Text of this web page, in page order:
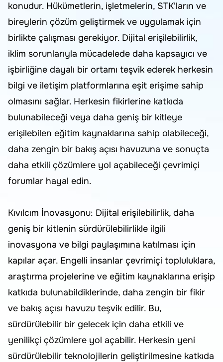
konudur. Hükümetlerin, işletmelerin, STK'ların ve
bireylerin çözüm geliştirmek ve uygulamak için
birlikte çalışması gerekiyor. Dijital erişilebilirlik,
iklim sorunlarıyla mücadelede daha kapsayıcı ve
işbirliğine dayalı bir ortamı teşvik ederek herkesin
bilgi ve iletişim platformlarına eşit erişime sahip
olmasını sağlar. Herkesin fikirlerine katkıda
bulunabileceği veya daha geniş bir kitleye
erişilebilen eğitim kaynaklarına sahip olabileceği,
daha zengin bir bakış açısı havuzuna ve sonuçta
daha etkili çözümlere yol açabileceği çevrimiçi
forumlar hayal edin.
Kıvılcım İnovasyonu: Dijital erişilebilirlik, daha
geniş bir kitlenin sürdürülebilirlikle ilgili
inovasyona ve bilgi paylaşımına katılması için
kapılar açar. Engelli insanlar çevrimiçi topluluklara,
araştırma projelerine ve eğitim kaynaklarına erişip
katkıda bulunabildiklerinde, daha zengin bir fikir
ve bakış açısı havuzu teşvik edilir. Bu,
sürdürülebilir bir gelecek için daha etkili ve
yenilikçi çözümlere yol açabilir. Herkesin yeni
sürdürülebilir teknolojilerin geliştirilmesine katkıda